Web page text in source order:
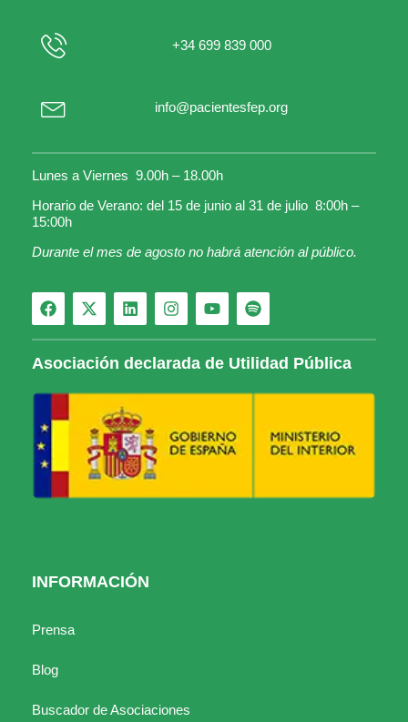
+34 699 839 000
info@pacientesfep.org
Lunes a Viernes 9.00h – 18.00h
Horario de Verano: del 15 de junio al 31 de julio 8:00h –
15:00h
Durante el mes de agosto no habrá atención al público.
Asociación declarada de Utilidad Pública
INFORMACIÓN
Prensa
Blog
Buscador de Asociaciones